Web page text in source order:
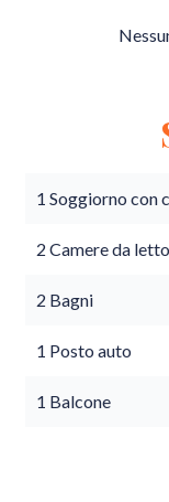
1 Soggiorno con
2 Camere da letto
2 Bagni
1 Posto auto
1 Balcone